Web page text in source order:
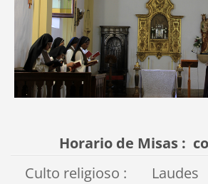
Horario de Misas :
Culto religioso :